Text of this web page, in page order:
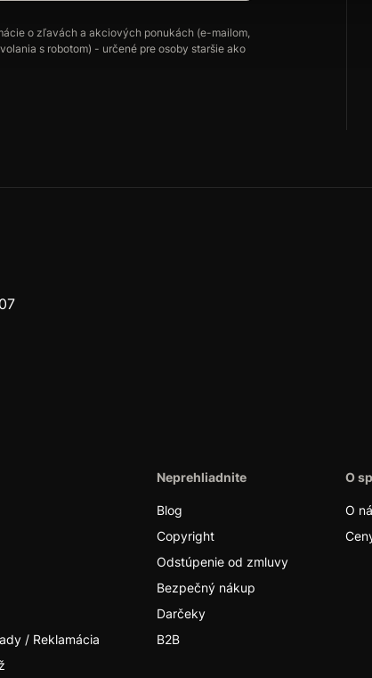
o zľavách a akciových ponukách (e-mailom,
s robotom) - určené pre osoby staršie ako
/ Reklamácia
Neprehliadnite
Blog
Copyright
Odstúpenie od zmluvy
Bezpečný nákup
Darčeky
B2B
O
O